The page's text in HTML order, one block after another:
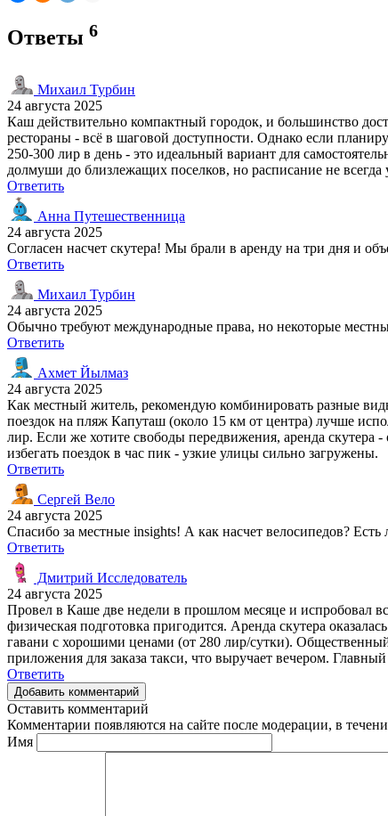
Ответы 6
Михаил Турбин
24 августа 2025
Каш действительно компактный городок, и большинство
рестораны - всё в шаговой доступности. Однако если
250-300 лир в день - это идеальный вариант для
долмуши до близлежащих поселков, но расписание не всегда
Ответить
Анна Путешественница
24 августа 2025
Согласен насчет скутера! Мы брали в аренду на три дня и
Ответить
Михаил Турбин
24 августа 2025
Обычно требуют международные права, но некоторые
Ответить
Ахмет Йылмаз
24 августа 2025
Как местный житель, рекомендую комбинировать разные
поездок на пляж Капуташ (около 15 км от центра) лучше
лир. Если же хотите свободы передвижения, аренда скутера
избегать поездок в час пик - узкие улицы сильно загружены.
Ответить
Сергей Вело
24 августа 2025
Спасибо за местные insights! А как насчет велосипедов? Есть
Ответить
Дмитрий Исследователь
24 августа 2025
Провел в Каше две недели в прошлом месяце и испробовал
физическая подготовка пригодится. Аренда скутера
гавани с хорошими ценами (от 280 лир/сутки).
приложения для заказа такси, что выручает вечером.
Ответить
Добавить комментарий
Оставить комментарий
Комментарии появляются на сайте после модерации, в
Имя